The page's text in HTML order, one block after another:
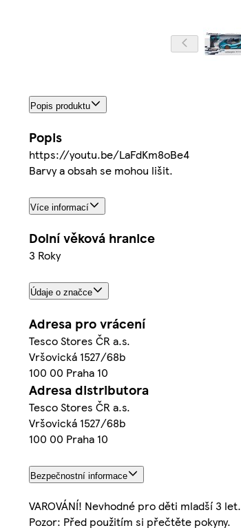
Popis produktu
Popis
https://youtu.be/LaFdKm8oBe4
Barvy a obsah se mohou lišit.
Více informací
Dolní věková hranice
3 Roky
Údaje o značce
Adresa pro vrácení
Tesco Stores ČR a.s.
Vršovická 1527/68b
100 00 Praha 10
Adresa distributora
Tesco Stores ČR a.s.
Vršovická 1527/68b
100 00 Praha 10
Bezpečnostní informace
VAROVÁNÍ! Nevhodné pro děti mladší 3
Pozor: Před použitím si přečtěte pokyny.